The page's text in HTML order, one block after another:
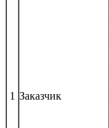
1 Заказчик